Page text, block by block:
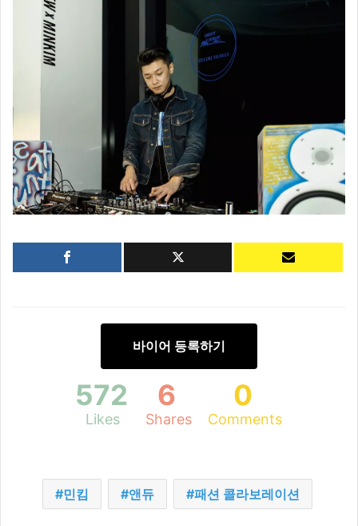
바이어 등록하기
572
Likes
6
Shares
0
Comments
민킴 앤듀 패션 콜라보레이션